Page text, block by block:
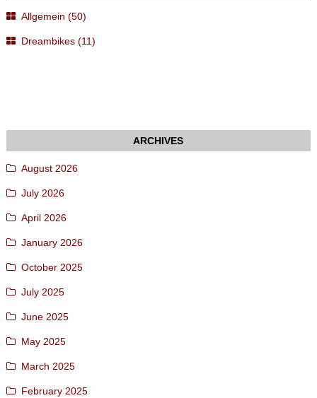
Allgemein (50)
Dreambikes (11)
August 2026
July 2026
April 2026
January 2026
October 2025
July 2025
June 2025
May 2025
March 2025
February 2025